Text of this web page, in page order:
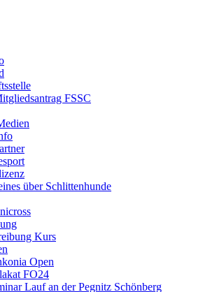
FSSC
über Schlittenhunde
Kurs
Open
FO24
Lauf an der Pegnitz Schönberg